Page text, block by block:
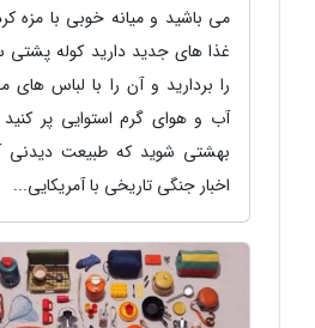
می باشید و میانه خوبی با مزه
غذا های جدید دارید کوله پشتی
را بردارید و آن را با لباس
آب و هوای گرم استوایی پر کنید
بهشتی شوید که طبیعت دیدنی
اخبار جنگی تاریخی با آمریکایی...